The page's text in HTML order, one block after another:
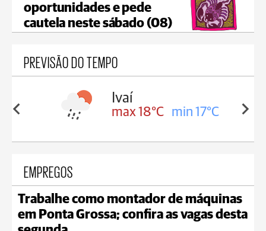
oportunidades e pede
cautela neste sábado (08)
PREVISÃO DO TEMPO
16°C
Ivaí
max 18°C min 17°C
EMPREGOS
Trabalhe como montador de máquinas
em Ponta Grossa; confira as vagas desta